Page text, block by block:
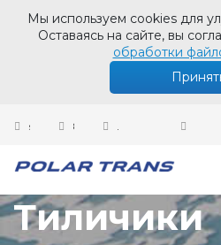
Мы используем cookies для
Оставаясь на сайте, вы
обработки
sales@polartrans.ru
8 800 100 87 64
Личный кабинет
Доставка
Тиличики